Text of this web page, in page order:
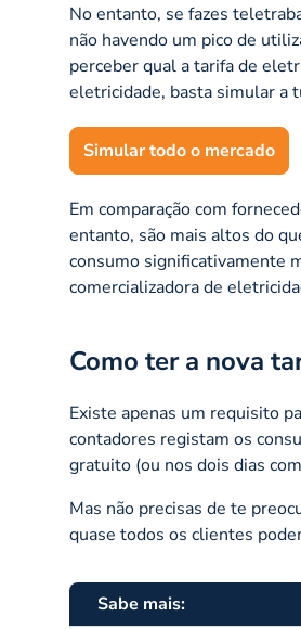
No entanto, se fazes
não havendo um pico de
perceber qual a tarifa de
eletricidade, basta simular a
Simular todo o mercado
Em comparação com
entanto, são mais altos do
consumo significativamente
comercializadora de
Como ter a nova
Existe apenas um requisito
contadores registam os
gratuito (ou nos dois dias
Mas não precisas de te
quase todos os clientes
Sabe mais: